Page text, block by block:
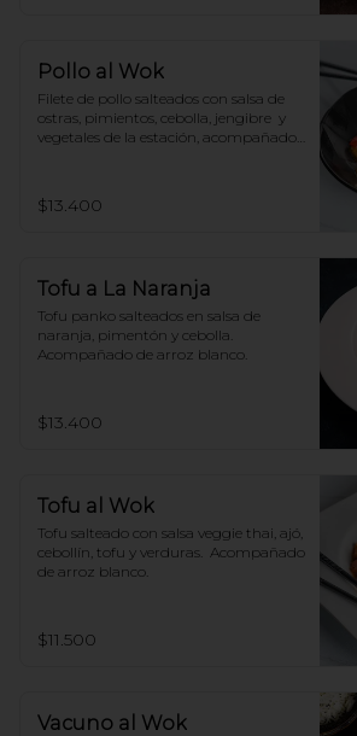
Pollo al Wok
Filete de pollo salteados con salsa de
ostras, pimientos, cebolla, jengibre  y
vegetales de la estación, acompañado
$13.400
Tofu a La Naranja
Tofu panko salteados en salsa de
naranja, pimentón y cebolla.
Acompañado de arroz blanco.
$13.400
Tofu al Wok
Tofu salteado con salsa veggie thai, ajó,
cebollín, tofu y verduras.  Acompañado
de arroz blanco.
$11.500
Vacuno al Wok